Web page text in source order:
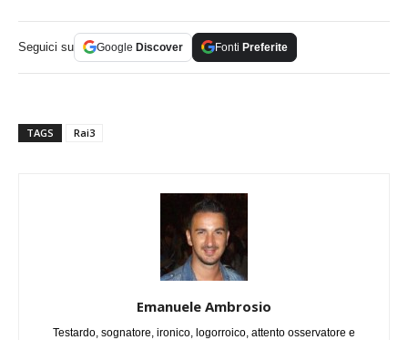
Seguici su Google Discover Fonti Preferite
TAGS Rai3
Emanuele Ambrosio
Testardo, sognatore, ironico, logorroico, attento osservatore e